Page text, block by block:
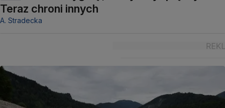
Teraz chroni innych
A. Stradecka